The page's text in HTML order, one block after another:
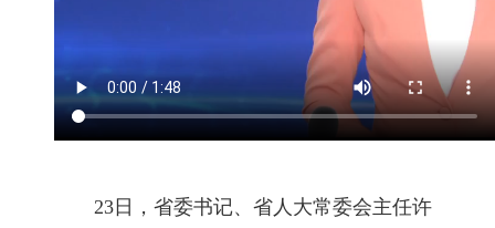
23日，省委书记、省人大常委会主任许